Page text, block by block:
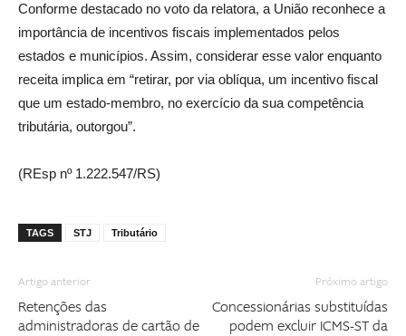
Conforme destacado no voto da relatora, a União reconhece a
importância de incentivos fiscais implementados pelos
estados e municípios. Assim, considerar esse valor enquanto
receita implica em “retirar, por via oblíqua, um incentivo fiscal
que um estado-membro, no exercício da sua competência
tributária, outorgou”.
(REsp nº 1.222.547/RS)
TAGS STJ Tributário
Artigo anterior
Retenções das
administradoras de cartão de
Próximo artigo
Concessionárias substituídas
podem excluir ICMS-ST da